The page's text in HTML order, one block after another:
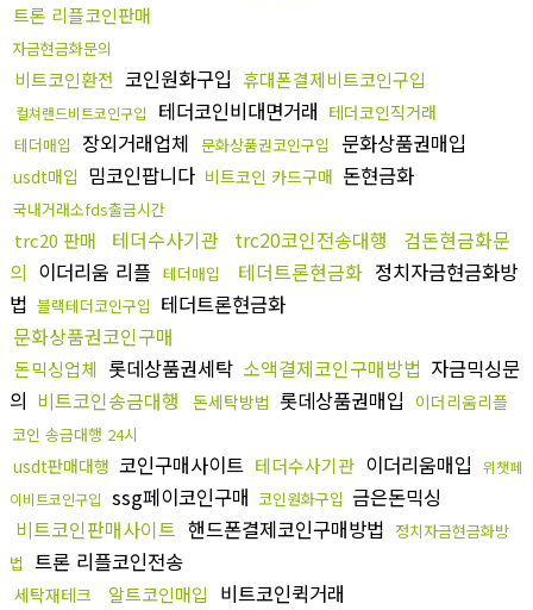
트론 리플코인판매
자금현금화문의
비트코인환전 코인원화구입 휴대폰결제비트코인구입
컬쳐랜드비트코인구입 테더코인비대면거래 테더코인직거래
테더매입 장외거래업체 문화상품권코인구입 문화상품권매입
usdt매입 밈코인팝니다 비트코인 카드구매 돈현금화
국내거래소fds출금시간
trc20 판매 테더수사기관 trc20코인전송대행
검돈현금화문
의 이더리움 리플 테더매입 테더트론현금화 정치자금현금화방
법 블랙테더코인구입 테더트론현금화
문화상품권코인구매
돈믹싱업체 롯데상품권세탁 소액결제코인구매방법 자금믹싱문
의 비트코인송금대행 돈세탁방법 롯데상품권매입 이더리움리플
코인 송금대행 24시
usdt판매대행 코인구매사이트 테더수사기관 이더리움매입
위챗페
이비트코인구입 ssg페이코인구매 코인원화구입 금은돈믹싱
비트코인판매사이트 핸드폰결제코인구매방법 정치자금현금화방
법 트론 리플코인전송
세탁재테크 알트코인매입 비트코인퀵거래